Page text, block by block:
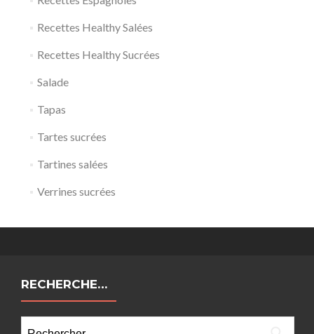
Recettes Healthy Salées
Recettes Healthy Sucrées
Salade
Tapas
Tartes sucrées
Tartines salées
Verrines sucrées
RECHERCHE…